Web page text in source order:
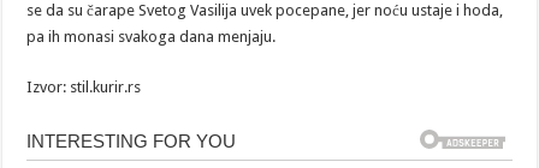
se da su čarape Svetog Vasilija uvek pocepane, jer noću ustaje i hoda,
pa ih monasi svakoga dana menjaju.
Izvor: stil.kurir.rs